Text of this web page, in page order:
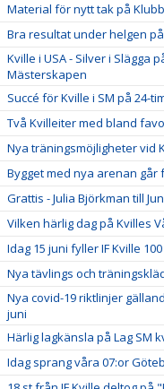
Material för nytt tak på
Bra resultat under helgen
Kville i USA - Silver i Slägga
Mästerskapen
Succé för Kville i SM på 24-
Två Kvilleiter med bland
Nya träningsmöjligheter vid
Bygget med nya arenan går
Grattis - Julia Björkman till
Vilken härlig dag på Kvilles
Idag 15 juni fyller IF Kville
Nya tävlings och
Nya covid-19 riktlinjer
juni
Härlig lagkänsla på Lag SM
Idag sprang våra 07:or